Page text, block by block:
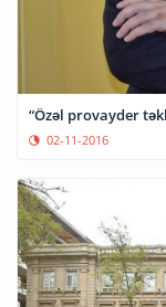
“Özəl provayder
02-11-2016